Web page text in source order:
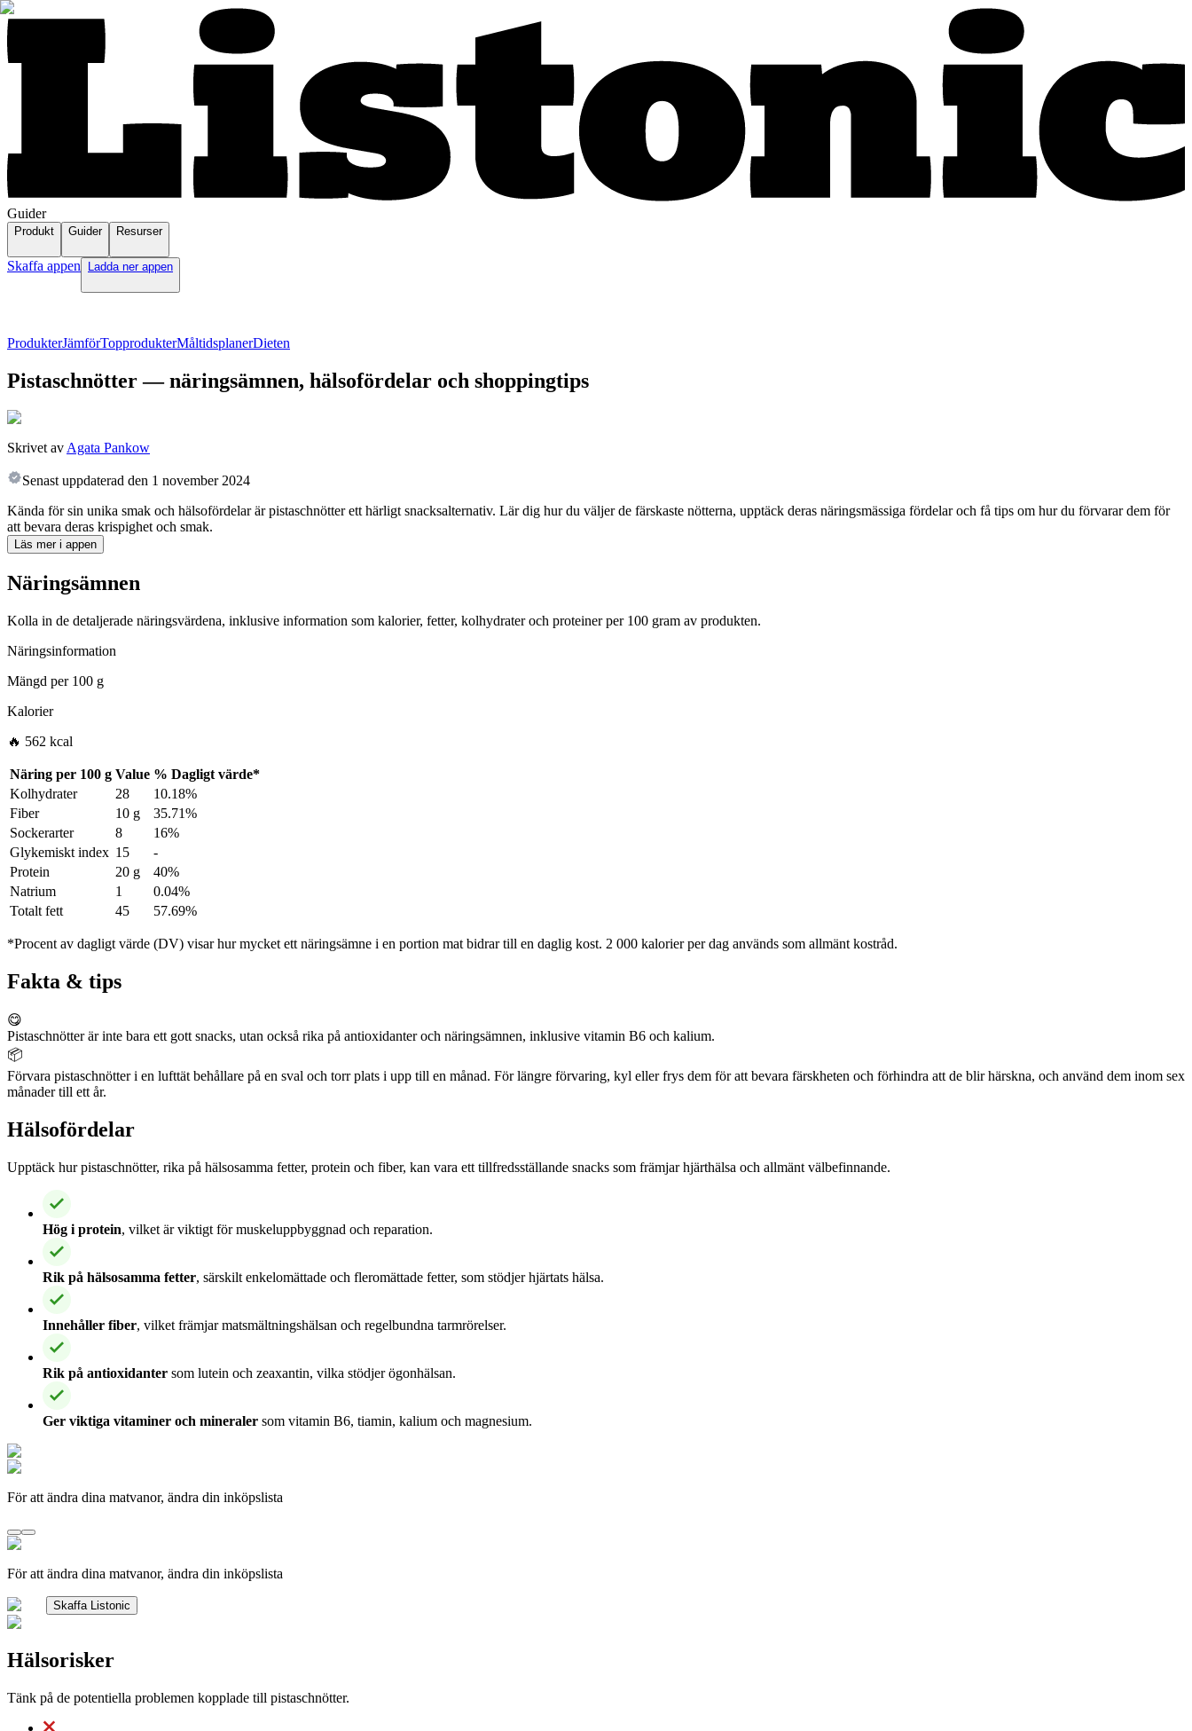
Guider
Produkt Guider Resurser
Skaffa appen Ladda ner appen
ProdukterJämförTopprodukterMåltidsplanerDieten
Pistaschnötter — näringsämnen, hälsofördelar och shoppingtips
Skrivet avAgata Pankow
Senast uppdaterad den 1 november 2024
Kända för sin unika smak och hälsofördelar är pistaschnötter ett härligt snacksalternativ. Lär dig hur du väljer de färskaste nötterna, upptäck deras näringsmässiga fördelar och få tips om hur du förvarar dem för
att bevara deras krispighet och smak.
Läs mer i appen
Näringsämnen
Kolla in de detaljerade näringsvärdena, inklusive information som kalorier, fetter, kolhydrater och proteiner per 100 gram av produkten.
Näringsinformation
Mängd per100 g
Kalorier
🔥 562 kcal
Näring per 100 g Value % Dagligt värde*
Kolhydrater
28
10.18%
Fiber
10 g
35.71%
Sockerarter
8
16%
Glykemiskt index 15
-
Protein
20 g
40%
Natrium
1
0.04%
Totalt fett
45 57.69%
*Procent av dagligt värde (DV) visar hur mycket ett näringsämne i en portion mat bidrar till en daglig kost. 2 000 kalorier per dag används som allmänt kostråd.
Fakta & tips
😋
Pistaschnötter är inte bara ett gott snacks, utan också rika på antioxidanter och näringsämnen, inklusive vitamin B6 och kalium.
📦
Förvara pistaschnötter i en lufttät behållare på en sval och torr plats i upp till en månad. För längre förvaring, kyl eller frys dem för att bevara färskheten och förhindra att de blir härskna, och använd dem inom sex
månader till ett år.
Hälsofördelar
Upptäck hur pistaschnötter, rika på hälsosamma fetter, protein och fiber, kan vara ett tillfredsställande snacks som främjar hjärthälsa och allmänt välbefinnande.
Hög i protein, vilket är viktigt för muskeluppbyggnad och reparation.
Rik på hälsosamma fetter, särskilt enkelomättade och fleromättade fetter, som stödjer hjärtats hälsa.
Innehåller fiber, vilket främjar matsmältningshälsan och regelbundna tarmrörelser.
Rik på antioxidanter som lutein och zeaxantin, vilka stödjer ögonhälsan.
Ger viktiga vitaminer och mineraler som vitamin B6, tiamin, kalium och magnesium.
För att ändra dina matvanor, ändra din inköpslista
För att ändra dina matvanor, ändra din inköpslista
Skaffa Listonic
Hälsorisker
Tänk på de potentiella problemen kopplade till pistaschnötter.